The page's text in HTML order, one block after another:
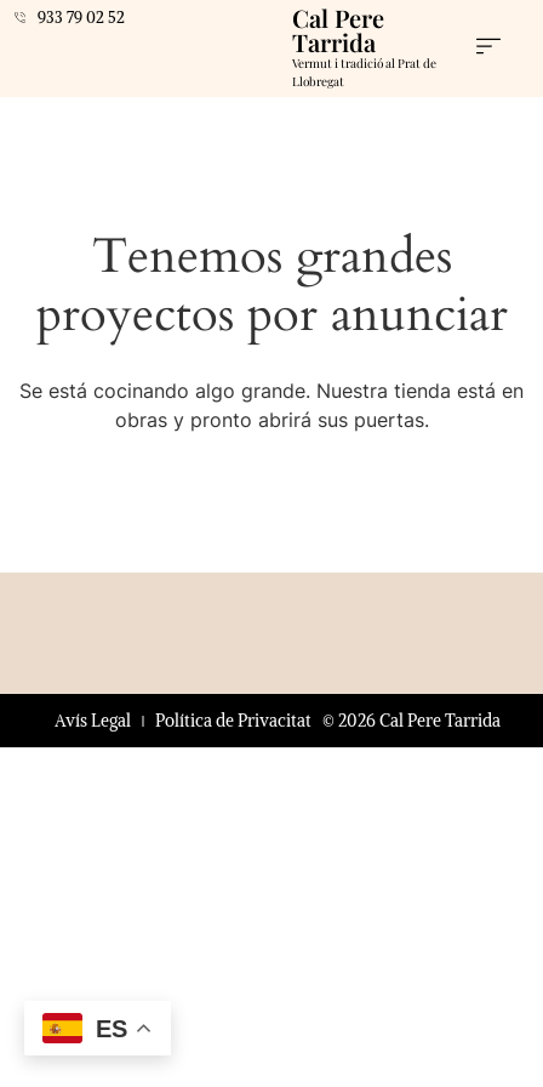
933 79 02 52 Cal Pere
Tarrida
Vermut i tradició al Prat de
Llobregat
Tenemos grandes
proyectos por anunciar
Se está cocinando algo grande. Nuestra tienda está en
obras y pronto abrirá sus puertas.
© 2026 Cal Pere Tarrida
Avís Legal Política de Privacitat
ES